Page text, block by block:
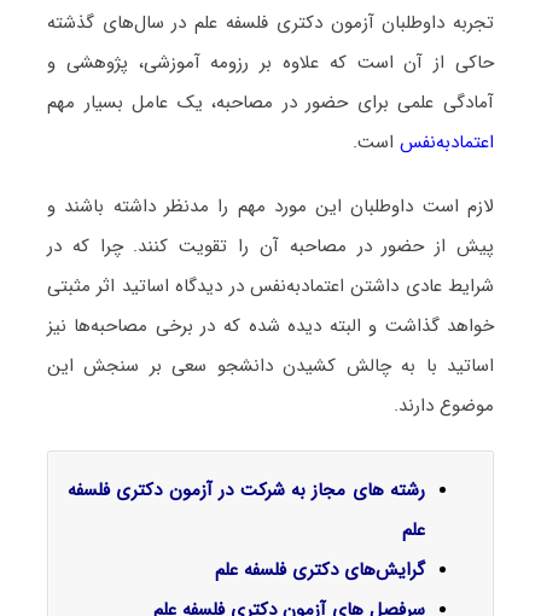
تجربه داوطلبان آزمون دکتری فلسفه علم در سال‌های گذشته
حاکی از آن است که علاوه بر رزومه آموزشی، پژوهشی و
آمادگی علمی برای حضور در مصاحبه، یک عامل بسیار مهم
اعتمادبه‌نفساست.
لازم است داوطلبان این مورد مهم را مدنظر داشته باشند و
پیش از حضور در مصاحبه آن را تقویت کنند. چرا که در
شرایط عادی داشتن اعتمادبه‌نفس در دیدگاه اساتید اثر مثبتی
خواهد گذاشت و البته دیده شده که در برخی مصاحبه‌ها نیز
اساتید با به چالش کشیدن دانشجو سعی بر سنجش این
موضوع دارند.
رشته های مجاز به شرکت در آزمون دکتری فلسفه
علم
گرایش‌های دکتری ﻓﻠﺴﻔﻪ ﻋﻠﻢ